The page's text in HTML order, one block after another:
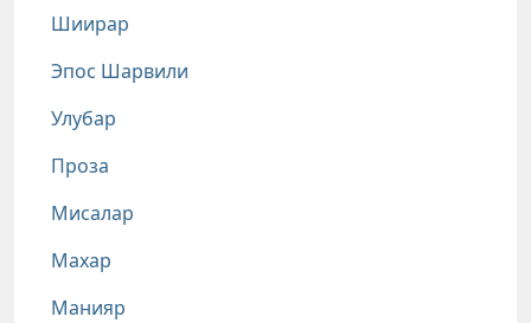
Шиирар
Эпос Шарвили
Улубар
Проза
Мисалар
Махар
Манияр